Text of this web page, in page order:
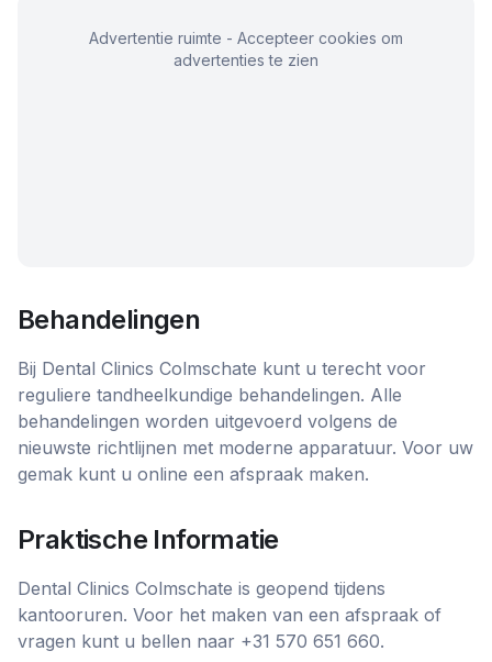
Advertentie ruimte - Accepteer cookies om
advertenties te zien
Behandelingen
Bij Dental Clinics Colmschate kunt u terecht voor
reguliere tandheelkundige behandelingen. Alle
behandelingen worden uitgevoerd volgens de
nieuwste richtlijnen met moderne apparatuur. Voor uw
gemak kunt u online een afspraak maken.
Praktische Informatie
Dental Clinics Colmschate is geopend tijdens
kantooruren. Voor het maken van een afspraak of
vragen kunt u bellen naar +31 570 651 660.